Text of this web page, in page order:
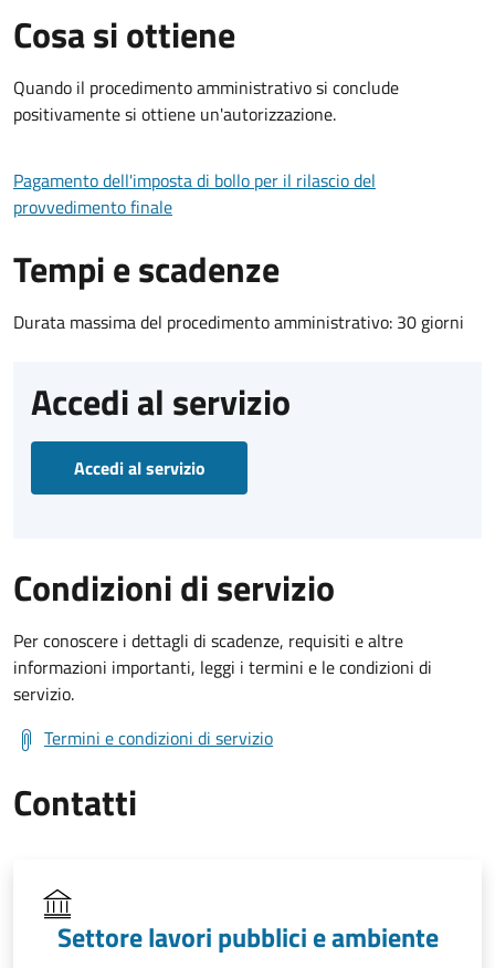
Cosa si ottiene
Quando il procedimento amministrativo si conclude
positivamente si ottiene un'autorizzazione.
Pagamento dell'imposta di bollo per il rilascio del
provvedimento finale
Tempi e scadenze
Durata massima del procedimento amministrativo: 30 giorni
Accedi al servizio
Accedi al servizio
Condizioni di servizio
Per conoscere i dettagli di scadenze, requisiti e altre
informazioni importanti, leggi i termini e le condizioni di
servizio.
Termini e condizioni di servizio
Contatti
Settore lavori pubblici e ambiente